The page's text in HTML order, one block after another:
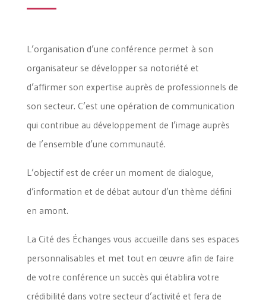
L’organisation d’une conférence permet à son
organisateur se développer sa notoriété et
d’affirmer son expertise auprès de professionnels de
son secteur. C’est une opération de communication
qui contribue au développement de l’image auprès
de l’ensemble d’une communauté.
L’objectif est de créer un moment de dialogue,
d’information et de débat autour d’un thème défini
en amont.
La Cité des Échanges vous accueille dans ses espaces
personnalisables et met tout en œuvre afin de faire
de votre conférence un succès qui établira votre
crédibilité dans votre secteur d’activité et fera de